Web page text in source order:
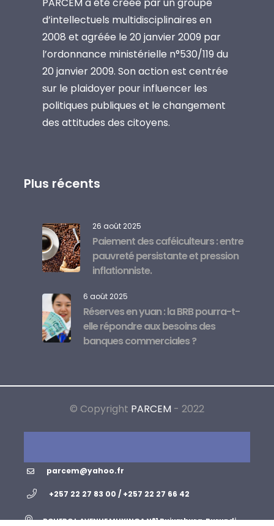
PARCEM a été créée par un groupe
d’intellectuels multidisciplinaires en
2008 et agréée le 20 janvier 2009 par
l’ordonnance ministérielle n°530/119 du
20 janvier 2009. Son action est centrée
sur le plaidoyer pour influencer les
politiques publiques et le changement
des attitudes des citoyens.
Plus récents
26 août 2025
Paiement des caféiculteurs : entre
pauvreté persistante et pression
inflationniste.
6 août 2025
Réserves en yuan : la BRB pourra-t-
elle répondre aux besoins des
banques commerciales ?
© Copyright PARCEM - 2022
parcem@yahoo.fr
+257 22 27 83 00 / +257 22 27 66 42
ROHERO I, AVENUE MUYINGA N°1 Bujumbura, Burundi